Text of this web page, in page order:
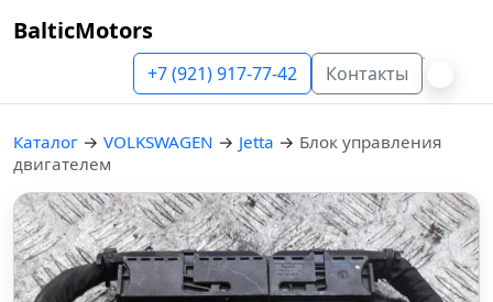
BalticMotors
+7 (921) 917-77-42 Контакты
Каталог → VOLKSWAGEN → Jetta → Блок управления
двигателем